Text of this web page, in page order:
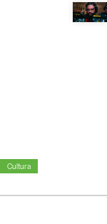
Cultura